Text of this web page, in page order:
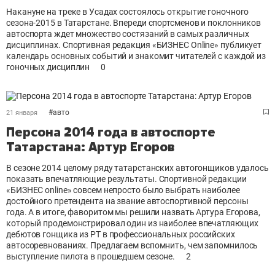
Накануне на треке в Усадах состоялось открытие гоночного
сезона-2015 в Татарстане. Впереди спортсменов и поклонников
автоспорта ждет множество состязаний в самых различных
дисциплинах. Спортивная редакция «БИЗНЕС Online» публикует
календарь основных событий и знакомит читателей с каждой из
гоночных дисциплин
0
21 января #авто
Персона 2014 года в автоспорте
Татарстана: Артур Егоров
В сезоне 2014 целому ряду татарстанских автогонщиков удалось
показать впечатляющие результаты. Спортивной редакции
«БИЗНЕС online» совсем непросто было выбрать наиболее
достойного претендента на звание автоспортивной персоны
года. А в итоге, фаворитом мы решили назвать Артура Егорова,
который продемонстрировал один из наиболее впечатляющих
дебютов гонщика из РТ в профессиональных российских
автосоревнованиях. Предлагаем вспомнить, чем запомнилось
выступление пилота в прошедшем сезоне.
2